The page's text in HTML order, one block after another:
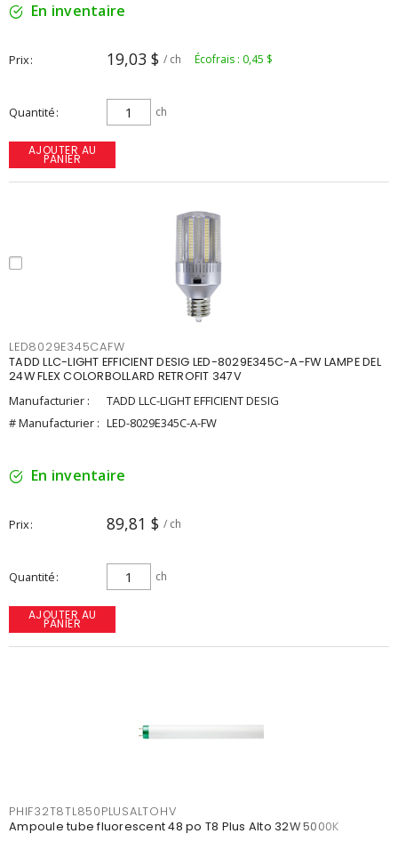
En inventaire
Prix 19,03 $ / ch Écofrais : 0,45 $
Quantité ch
AJOUTER AU
PANIER
LED8029E345CAFW
TADD LLC-LIGHT EFFICIENT DESIG LED-8029E345C-A-FW LAMPE DEL
24W FLEX COLORBOLLARD RETROFIT 347V
Manufacturier :
TADD LLC-LIGHT EFFICIENT DESIG
# Manufacturier : LED-8029E345C-A-FW
En inventaire
Prix 89,81 $ / ch
Quantité ch
AJOUTER AU
PANIER
PHIF32T8TL850PLUSALTOHV
Ampoule tube fluorescent 48 po T8 Plus Alto 32W 5000K